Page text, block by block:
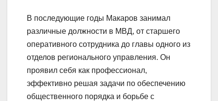
В последующие годы Макаров занимал
различные должности в МВД, от старшего
оперативного сотрудника до главы одного из
отделов регионального управления. Он
проявил себя как профессионал,
эффективно решая задачи по обеспечению
общественного порядка и борьбе с